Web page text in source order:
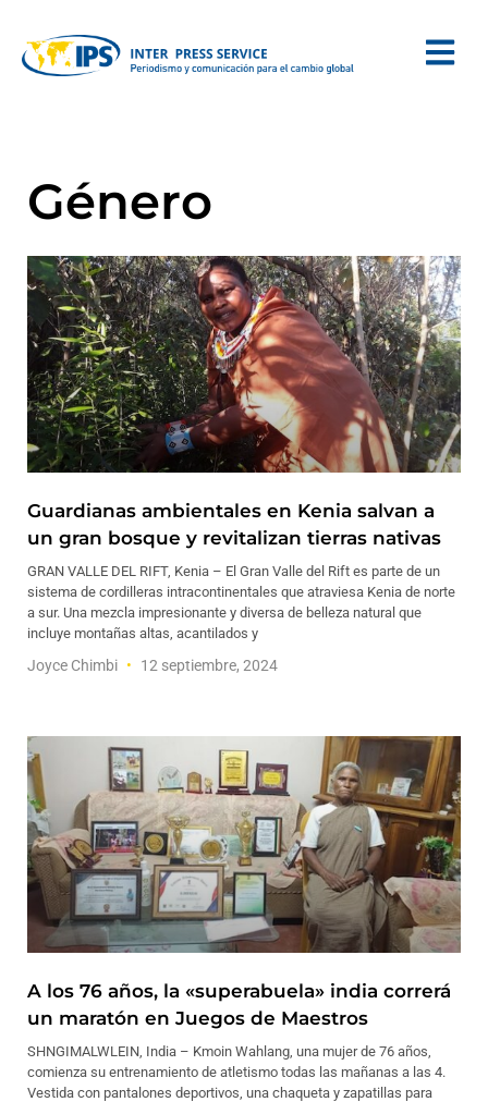
Género
Guardianas ambientales en Kenia salvan a
un gran bosque y revitalizan tierras nativas
GRAN VALLE DEL RIFT, Kenia – El Gran Valle del Rift es parte de un
sistema de cordilleras intracontinentales que atraviesa Kenia de norte
a sur. Una mezcla impresionante y diversa de belleza natural que
incluye montañas altas, acantilados y
Joyce Chimbi 12 septiembre, 2024
A los 76 años, la «superabuela» india correrá
un maratón en Juegos de Maestros
SHNGIMALWLEIN, India – Kmoin Wahlang, una mujer de 76 años,
comienza su entrenamiento de atletismo todas las mañanas a las 4.
Vestida con pantalones deportivos, una chaqueta y zapatillas para